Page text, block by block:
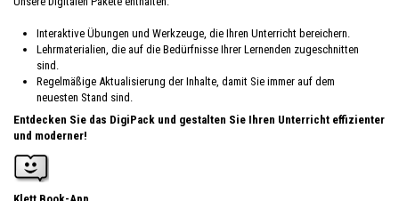
Interaktive Übungen und Werkzeuge, die Ihren Unterricht bereichern.
Lehrmaterialien, die auf die Bedürfnisse Ihrer Lernenden zugeschnitten
sind.
Regelmäßige Aktualisierung der Inhalte, damit Sie immer auf dem
neuesten Stand sind.
Entdecken Sie das DigiPack und gestalten Sie Ihren Unterricht effizienter
und moderner!